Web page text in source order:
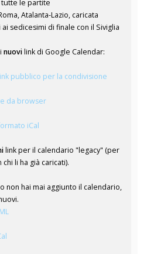
tutte le partite
Atalanta-Lazio, caricata
ai sedicesimi di finale con il Siviglia
nuovilink di Google Calendar:
pubblico per la condivisione
da browser
iCal
link per il calendario "legacy" (per
li ha già caricati).
non hai mai aggiunto il calendario,